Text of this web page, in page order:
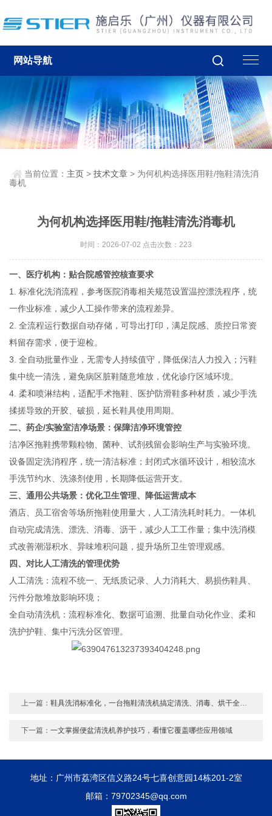
网站导航
当前位置： 主页 >技术文章 > 为何机构选择医用鞋/拖鞋清洗消
毒机
为何机构选择医用鞋/拖鞋清洗消毒机
时间：2026-07-02 点击次数：223
一、医疗机构：贴合院感管控核查要求
1. 标准化洗消流程，参考医院消毒相关规范设置温控漂洗程序，统
一作业标准，减少人工操作带来的流程差异。
2. 全流程运行数据自动存储，可导出打印，满足院感、质控日常资
料留存需求，便于迎检。
3. 全自动批量作业，无需专人持续值守，降低保洁人力投入；污鞋
集中统一清洗，避免病区脏鞋随意堆放，优化诊疗区域环境。
4. 柔和喷淋结构，适配手术拖鞋、医护防滑鞋多种材质，减少手洗
揉搓导致的开胶、破损，延长鞋具使用周期。
二、药企/实验室洁净场景：保障洁净环境管控
洁净区拖鞋携带颗粒物、菌种、试剂残留会影响生产与实验环境。
设备固定洗消程序，统一清洁标准；封闭式水循环设计，相较流水
手洗节约水、洗涤剂使用，长期降低运营开支。
三、通用公共场景：优化卫生管理、降低运营成本
酒店、员工宿舍等场所拖鞋使用量大，人工清洗耗时耗力。一体机
自动完成清洗、漂洗、消毒、沥干，减少人工工作量；集中洗消模
式改善潮湿积水、异味堆积问题，提升场所卫生管理观感。
四、对比人工清洗的管理优势
人工清洗：流程不统一、无纸质记录、人力消耗大、易损伤鞋具、
污件分散堆放影响环境；
全自动清洗机：流程标准化、数据可追溯、批量自动化作业、柔和
洗护护鞋、集中污洗分区管理。
上一篇：鞋具洗消标准化，一台拖鞋清洗机搞定清洗、消毒、烘干全流程
下一篇：一文掌握便盆清洗机养护技巧，看懂它覆盖哪些应用领域
地址：广州市荔湾区信义路24号七喜创意园14栋201-2室
邮箱：79702345@qq.com